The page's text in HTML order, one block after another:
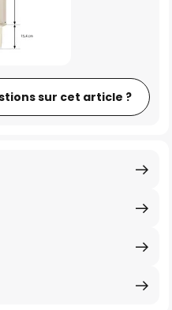
sur cet article ?